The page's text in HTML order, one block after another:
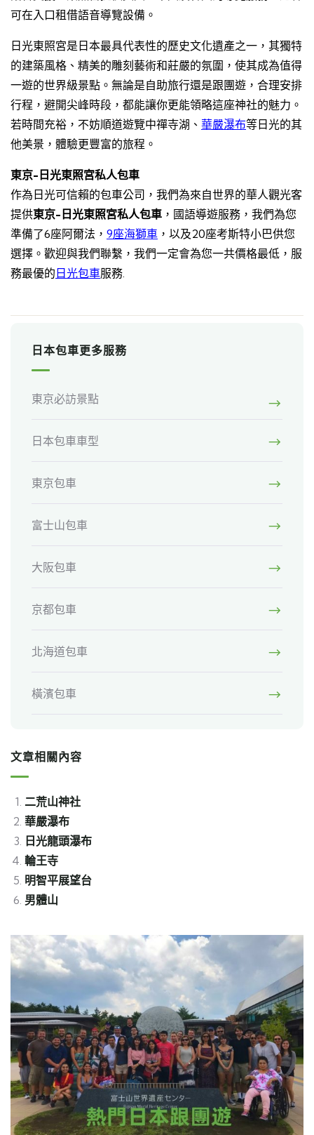
可在入口租借語音導覽設備。
日光東照宮是日本最具代表性的歷史文化遺產之一，其獨特
的建築風格、精美的雕刻藝術和莊嚴的氛圍，使其成為值得
一遊的世界級景點。無論是自助旅行還是跟團遊，合理安排
行程，避開尖峰時段，都能讓你更能領略這座神社的魅力。
若時間充裕，不妨順道遊覽中禪寺湖、 華嚴瀑布等日光的其
他美景，體驗更豐富的旅程。
東京-日光東照宮私人包車
作為日光可信賴的包車公司，我們為來自世界的華人觀光客
提供東京-日光東照宮私人包車 ，國語導遊服務，我們為您
準備了6座阿爾法， 9座海獅車 ，以及20座考斯特小巴供您
選擇。歡迎與我們聯繫，我們一定會為您一共價格最低，服
務最優的日光包車服務.
日本包車更多服務
東京必訪景點
日本包車車型
東京包車
富士山包車
大阪包車
京都包車
北海道包車
橫濱包車
文章相關內容
二荒山神社
華嚴瀑布
日光龍頭瀑布
輪王寺
明智平展望台
男體山